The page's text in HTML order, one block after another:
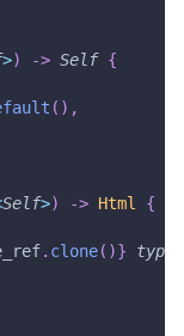
>) -> Self {
( ) ,
Self>) -> Html
{
. clone( )} type